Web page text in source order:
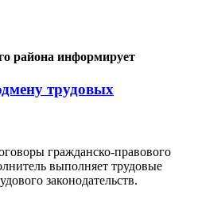
района информирует
трудовых
гражданско-правового
выполняет трудовые
законодательств.